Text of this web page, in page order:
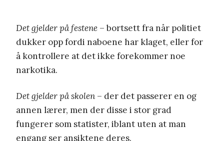
Det gjelder på festene – bortsett fra når politiet
dukker opp fordi naboene har klaget, eller for
å kontrollere at det ikke forekommer noe
narkotika.
Det gjelder på skolen – der det passerer en og
annen lærer, men der disse i stor grad
fungerer som statister, iblant uten at man
engang ser ansiktene deres.